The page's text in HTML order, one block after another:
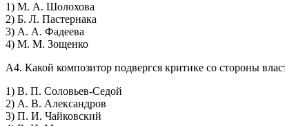
1) М. А. Шолохова
2) Б. Л. Пастернака
3) А. А. Фадеева
4) М. М. Зощенко
А4. Какой композитор подвергся критике со стороны
1) В. П. Соловьев-Седой
2) А. В. Александров
3) П. И. Чайковский